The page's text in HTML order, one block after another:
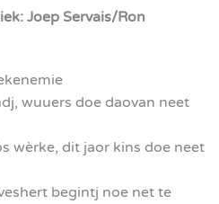
Joep Servais/Ron
wuuers doe daovan neet
wèrke, dit jaor kins doe neet
begintj noe net te